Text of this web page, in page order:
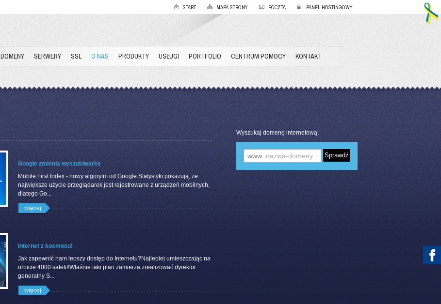
START MAPA STRONY POCZTA PANEL HOSTINGOWY
DOMENY SERWERY SSL O NAS PRODUKTY USŁUGI PORTFOLIO CENTRUM POMOCY KONTAKT
Google zmienia wyszukiwarkę
Mobile First Index - nowy algorytm od Google.Statystyki pokazują, że
największe użycie przeglądarek jest rejestrowane z urządzeń mobilnych,
dlatego Go...
więcej
Internet z kosmosu!
Jak zapewnić nam lepszy dostęp do Internetu?Najlepiej umieszczając na
orbicie 4000 satelit!Właśnie taki plan zamierza zrealizować dyrektor
generalny S...
więcej
Wyszukaj domenę internetową:
www.